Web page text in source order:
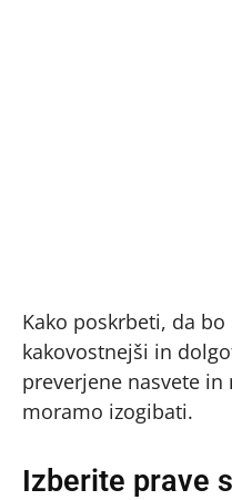
Kako poskrbeti, da
kakovostnejši in
preverjene nasvete in
moramo izogibati.
Izberite prave